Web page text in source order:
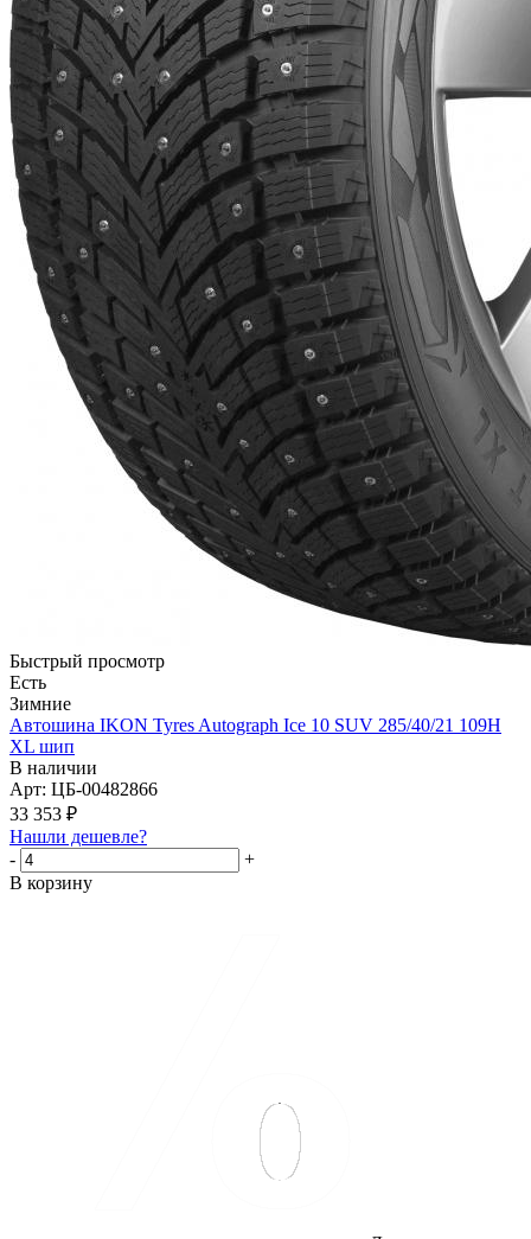
Быстрый просмотр
Есть
Зимние
Автошина IKON Tyres Autograph Ice 10 SUV 285/40/21 109H
XL шип
В наличии
Арт: ЦБ-00482866
33 353 ₽
Нашли дешевле?
-
+
В корзину